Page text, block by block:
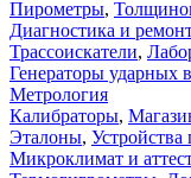
Пирометры,
Диагностика и
Трассоискатели,
Генераторы ударных
Метрология
Калибраторы,
Эталоны, Устройства
Микроклимат и